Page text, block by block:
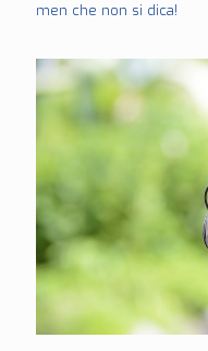
men che non si dica!